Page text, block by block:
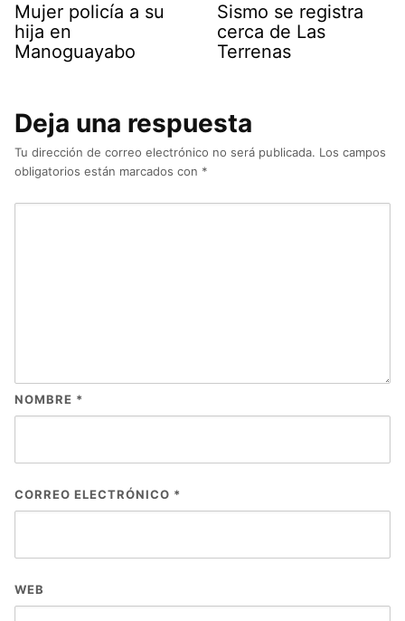
Mujer policía a su
hija en
Manoguayabo
Sismo se registra
cerca de Las
Terrenas
Deja una respuesta
Tu dirección de correo electrónico no será publicada. Los campos
obligatorios están marcados con *
NOMBRE *
CORREO ELECTRÓNICO *
WEB